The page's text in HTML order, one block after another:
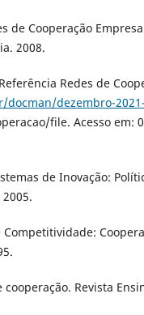
de Cooperação
2008.
Redes de
dezembro-2021-
file. Acesso em:
de Inovação:
Competitividade:
cooperação. Revista